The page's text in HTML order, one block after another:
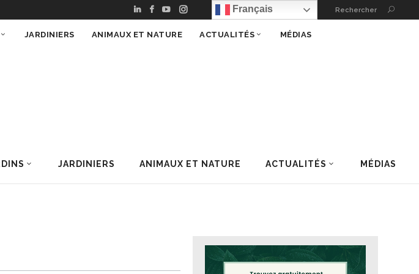
– 100 % Nature Français Rechercher
JARDINIERS ANIMAUX ET NATURE ACTUALITÉS MÉDIAS
JARDINIERS ANIMAUX ET NATURE ACTUALITÉS MÉDIAS